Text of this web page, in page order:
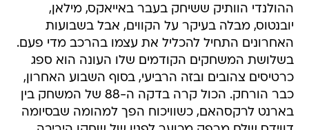
ההולנדי הוותיק ששיחק בעבר באייאקס, מילאן,
יובנטוס, מבלה בעיקר על הקווים, אבל בשבועות
האחרונים התחיל להכליל את עצמו בהרכב מדי פעם.
בשלושת המשחקים הקודמים שלו העונה הוא ספג
כרטיסים צהובים ובזה הרביעי, בסוף השבוע האחרון,
כבר הורחק. הכול קרה בדקה ה-88 של המשחק בין
בארנט לרקסהאם, כשוויכוח הפך למהומה שבסיומה